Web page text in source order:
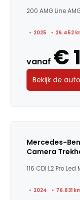
200 AMG Line
2025 26.452
vanaf €
Bekijk de
Mercedes-
Camera
116 CDI L2 Pro
2024 76.831